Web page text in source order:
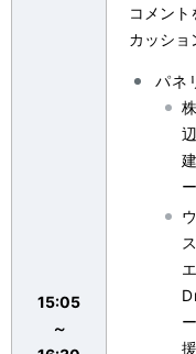
15:05
～
コメン
カッショ
パネ
援